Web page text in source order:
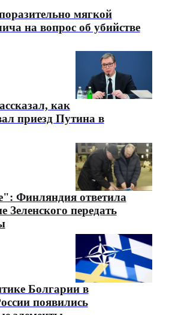
мягкой
на вопрос об убийстве
как
приезд Путина в
Финляндия ответила
Зеленского передать
Болгарии в
появились